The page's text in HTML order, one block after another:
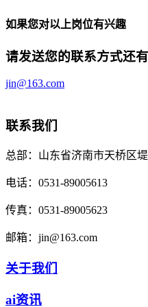
如果您对以上岗位有兴趣
请发送您的联系方式还
jin@163.com
联系我们
总部： 山东省济南市天桥区
电话： 0531-89005613
传真： 0531-89005623
邮箱： jin@163.com
关于我们
ai资讯